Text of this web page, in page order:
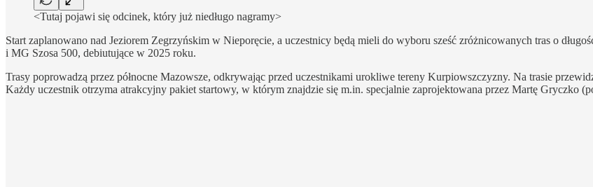
<Tutaj pojawi się odcinek, który już niedługo nagramy>
Start zaplanowano nad Jeziorem Zegrzyńskim w Nieporęcie, a uczestnicy będą mieli do wyboru sześć zróżnicowanych tras o
i MG Szosa 500, debiutujące w 2025 roku.
Trasy poprowadzą przez północne Mazowsze, odkrywając przed uczestnikami urokliwe tereny Kurpiowszczyzny. Na trasie
Każdy uczestnik otrzyma atrakcyjny pakiet startowy, w którym znajdzie się m.in. specjalnie zaprojektowana przez Martę Gryczko